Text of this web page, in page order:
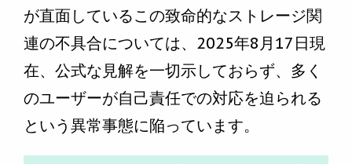
が直面しているこの致命的なストレージ関
連の不具合については、2025年8月17日現
在、公式な見解を一切示しておらず、多く
のユーザーが自己責任での対応を迫られる
という異常事態に陥っています。